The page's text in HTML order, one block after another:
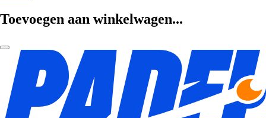
Toevoegen aan winkelwagen...